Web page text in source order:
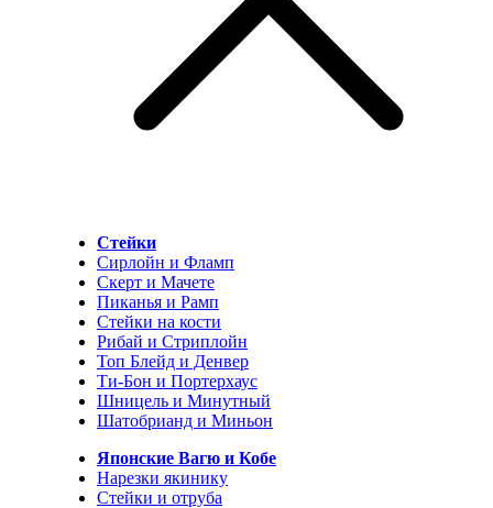
Стейки
Сирлойн и Фламп
Скерт и Мачете
Пиканья и Рамп
Стейки на кости
Рибай и Стриплойн
Топ Блейд и Денвер
Ти-Бон и Портерхаус
Шницель и Минутный
Шатобрианд и Миньон
Японские Вагю и Кобе
Нарезки якинику
Стейки и отруба